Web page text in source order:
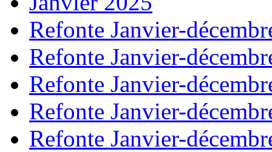
Refonte Janvier-
Refonte Janvier-
Refonte Janvier-
Refonte Janvier-
Refonte Janvier-